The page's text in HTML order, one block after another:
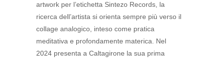
artwork per l’etichetta Sintezo Records, la
ricerca dell’artista si orienta sempre più verso il
collage analogico, inteso come pratica
meditativa e profondamente materica. Nel
2024 presenta a Caltagirone la sua prima